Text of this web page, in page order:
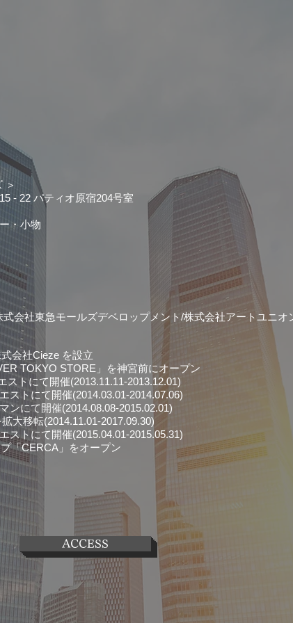
22 パティオ原宿204号室
・小物
社東急モールズデベロップメント/株式会社アートユニオ
会社Cieze を設立
TOKYO STORE」を神宮前にオープン
トにて開催(2013.11.11-2013.12.01)
トにて開催(2014.03.01-2014.07.06)
にて開催(2014.08.08-2015.02.01)
移転(2014.11.01-2017.09.30)
トにて開催(2015.04.01-2015.05.31)
「CERCA」をオープン
ACCESS